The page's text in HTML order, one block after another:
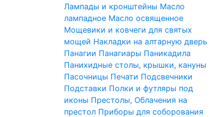
Лампады и кронштейны Масло
лампадное Масло освященное
Мощевики и ковчеги для святых
мощей Накладки на алтарную дверь
Панагии Панагиары Паникадила
Панихидные столы, крышки, кануны
Пасочницы Печати Подсвечники
Подставки Полки и футляры под
иконы Престолы, Облачения на
престол Приборы для соборования